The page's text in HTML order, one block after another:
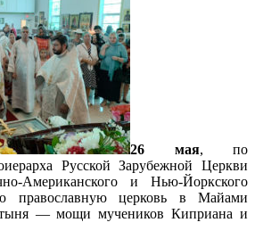
26 мая, по
Русской Зарубежной Церкви
Американского и Нью-Йоркского
православную церковь в Майами
— мощи мучеников Киприана и